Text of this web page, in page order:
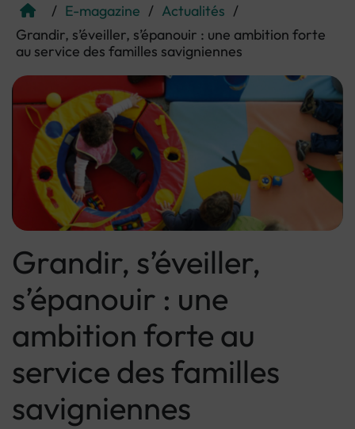
Page d'accueil du site
/ E-magazine / Actualités /
Grandir, s’éveiller, s’épanouir : une ambition forte
au service des familles savigniennes
Grandir, s’éveiller,
s’épanouir : une
ambition forte au
service des familles
savigniennes